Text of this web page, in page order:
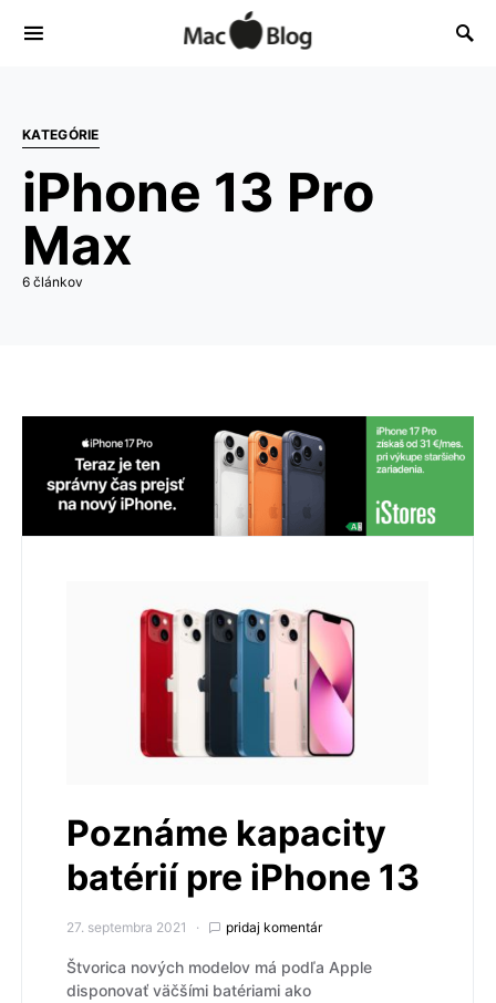
KATEGÓRIE
iPhone 13 Pro
Max
6 článkov
Poznáme kapacity
batérií pre iPhone 13
27. septembra 2021 pridaj komentár
Štvorica nových modelov má podľa Apple
disponovať väčšími batériami ako